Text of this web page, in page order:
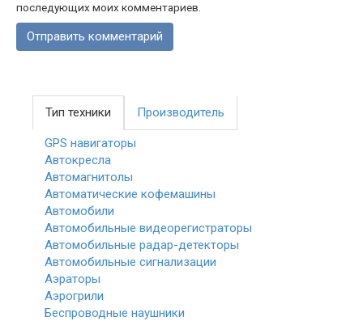
последующих моих комментариев.
Тип техники Производитель
GPS навигаторы
Автокресла
Автомагнитолы
Автоматические кофемашины
Автомобили
Автомобильные видеорегистраторы
Автомобильные радар-детекторы
Автомобильные сигнализации
Аэраторы
Аэрогрили
Беспроводные наушники